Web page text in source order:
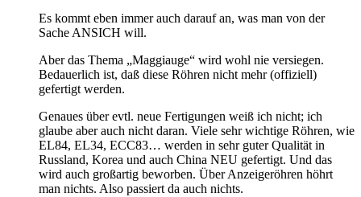
Es kommt eben immer auch darauf an, was man von der
Sache ANSICH will.
Aber das Thema „Maggiauge“ wird wohl nie versiegen.
Bedauerlich ist, daß diese Röhren nicht mehr (offiziell)
gefertigt werden.
Genaues über evtl. neue Fertigungen weiß ich nicht; ich
glaube aber auch nicht daran. Viele sehr wichtige Röhren, wie
EL84, EL34, ECC83… werden in sehr guter Qualität in
Russland, Korea und auch China NEU gefertigt. Und das
wird auch großartig beworben. Über Anzeigeröhren höhrt
man nichts. Also passiert da auch nichts.